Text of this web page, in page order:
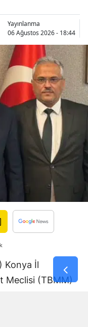
Nevşehir
Niğde
Ordu
Sakarya
Samsun
Sinop
Tekirdağ
Tokat
Tunceli
Şanlıurfa
Yayınlanma
06 Ağustos 2026 - 18:44
Konya İl
Meclisi (TBMM)